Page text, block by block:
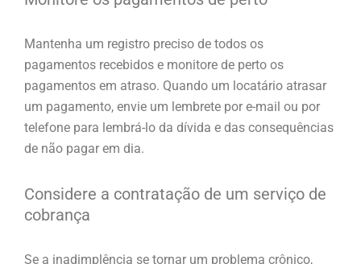
Mantenha um registro preciso de todos os
pagamentos recebidos e monitore de perto os
pagamentos em atraso. Quando um locatário atrasar
um pagamento, envie um lembrete por e-mail ou por
telefone para lembrá-lo da dívida e das consequências
de não pagar em dia.
Considere a contratação de um serviço de
cobrança
Se a inadimplência se tornar um problema crônico,